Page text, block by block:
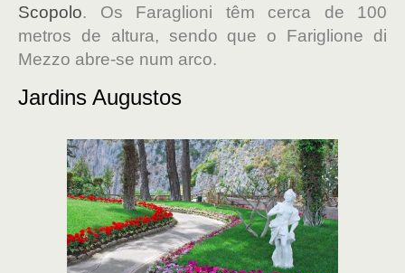
Scopolo. Os Faraglioni têm cerca de 100
metros de altura, sendo que o Fariglione di
Mezzo abre-se num arco.
Jardins Augustos